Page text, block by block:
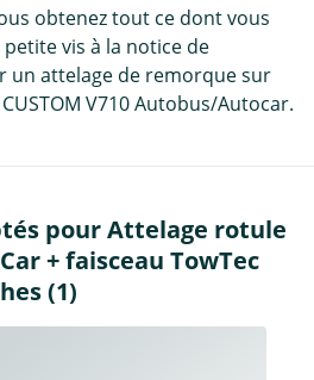
obtenez tout ce dont vous
vis à la notice de
un attelage de remorque sur
V710 Autobus/Autocar.
pour Attelage rotule
+ faisceau TowTec
(1)